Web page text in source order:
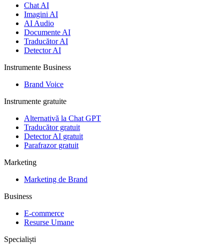
Chat AI
Imagini AI
AI Audio
Documente AI
Traducător AI
Detector AI
Instrumente Business
Brand Voice
Instrumente gratuite
Alternativă la Chat GPT
Traducător gratuit
Detector AI gratuit
Parafrazor gratuit
Marketing
Marketing de Brand
Business
E-commerce
Resurse Umane
Specialiști